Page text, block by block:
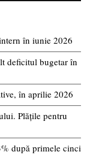
în iunie 2026
deficitul bugetar în
în aprilie 2026
Plățile pentru
după primele cinci